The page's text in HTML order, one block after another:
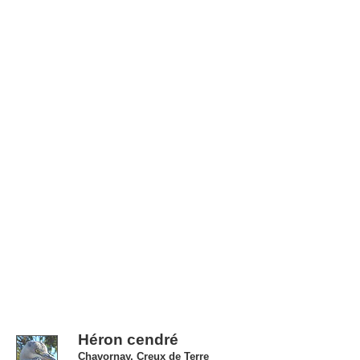
Héron cendré
Chavornay, Creux de Terre